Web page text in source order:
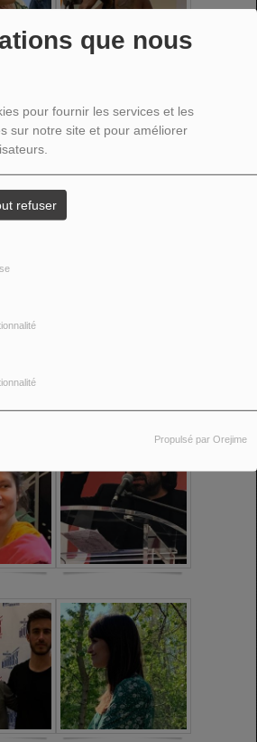
que nous
pour fournir les services et les
sur notre site et pour améliorer
refuser
Propulsé par Orejime